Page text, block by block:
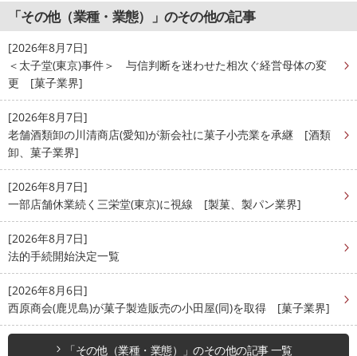
「その他（業種・業態）」のその他の記事
[2026年8月7日]
＜太子堂(東京)事件＞ 与信判断を迷わせた相次ぐ経営母体の変
更 [菓子業界]
[2026年8月7日]
老舗酒類卸の川清商店(愛知)が新会社に菓子小売業を承継 [酒類
卸、菓子業界]
[2026年8月7日]
一部店舗休業続く三栄堂(東京)に視線 [製菓、製パン業界]
[2026年8月7日]
法的手続開始決定一覧
[2026年8月6日]
西原商会(鹿児島)が菓子製造販売の小田屋(同)を取得 [菓子業界]
「その他（業種・業態）」のその他の記事 一覧